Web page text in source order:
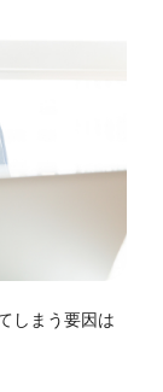
しまう要因は